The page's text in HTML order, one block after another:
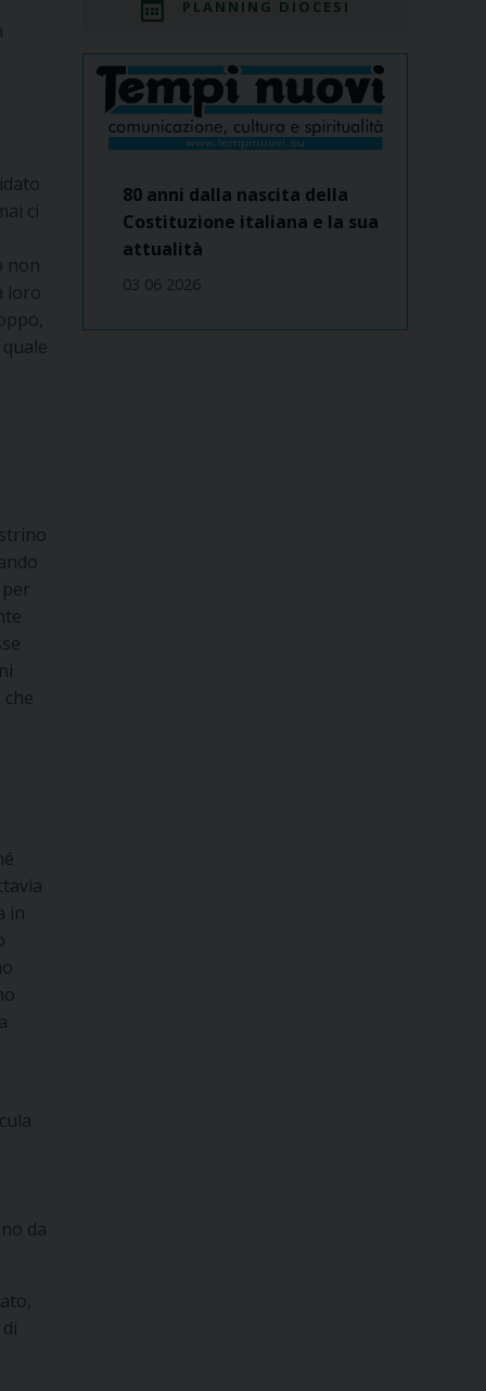
ci
non
loro
in
da
PLANNING DIOCESI
80 anni dalla nascita della
Costituzione italiana e la sua
attualità
03 06 2026